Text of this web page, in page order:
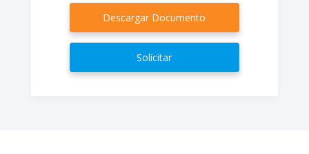
Descargar Documento
Solicitar